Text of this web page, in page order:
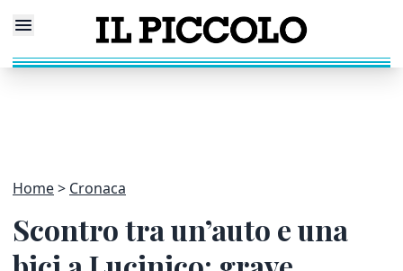
Home Cronaca
Scontro tra un’auto e una